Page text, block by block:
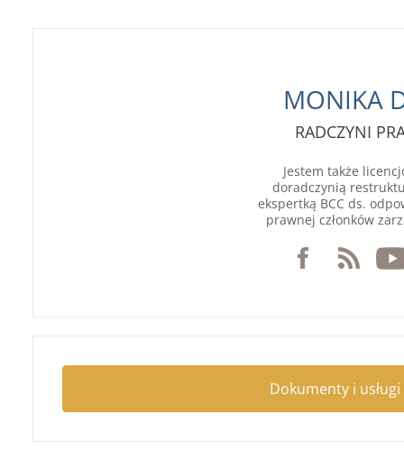
MONIKA
RADCZYNI
Jestem także
doradczynią
ekspertką BCC ds.
prawnej członków
Dokumenty i